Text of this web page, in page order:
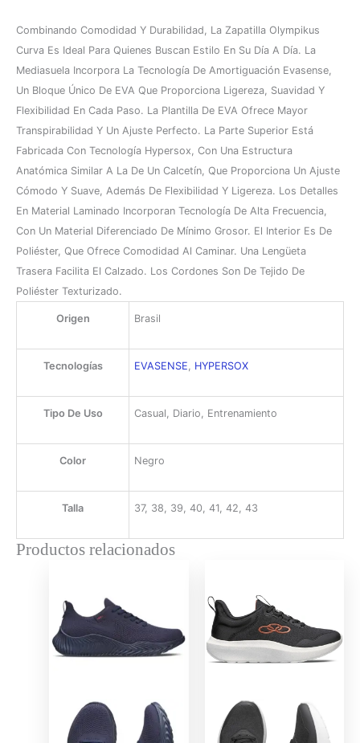
Combinando Comodidad Y Durabilidad, La Zapatilla Olympikus
Curva Es Ideal Para Quienes Buscan Estilo En Su Día A Día. La
Mediasuela Incorpora La Tecnología De Amortiguación Evasense,
Un Bloque Único De EVA Que Proporciona Ligereza, Suavidad Y
Flexibilidad En Cada Paso. La Plantilla De EVA Ofrece Mayor
Transpirabilidad Y Un Ajuste Perfecto. La Parte Superior Está
Fabricada Con Tecnología Hypersox, Con Una Estructura
Anatómica Similar A La De Un Calcetín, Que Proporciona Un Ajuste
Cómodo Y Suave, Además De Flexibilidad Y Ligereza. Los Detalles
En Material Laminado Incorporan Tecnología De Alta Frecuencia,
Con Un Material Diferenciado De Mínimo Grosor. El Interior Es De
Poliéster, Que Ofrece Comodidad Al Caminar. Una Lengüeta
Trasera Facilita El Calzado. Los Cordones Son De Tejido De
Poliéster Texturizado.
Origen Brasil
Tecnologías EVASENSE HYPERSOX
Tipo De Uso Casual, Diario, Entrenamiento
Color Negro
Talla 37, 38, 39, 40, 41, 42, 43
Productos relacionados